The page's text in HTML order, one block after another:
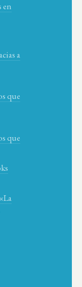
en
a
que
que